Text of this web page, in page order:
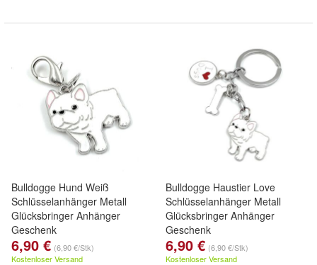
Bulldogge Hund Weiß
Schlüsselanhänger Metall
Glücksbringer Anhänger
Geschenk
6,90 € (6,90 €/Stk)
Kostenloser Versand
Bulldogge Haustier Love
Schlüsselanhänger Metall
Glücksbringer Anhänger
Geschenk
6,90 € (6,90 €/Stk)
Kostenloser Versand